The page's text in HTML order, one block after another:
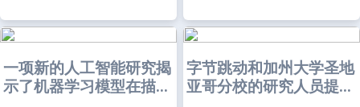
一项新的人工智能研究揭
示了机器学习模型在描...
字节跳动和加州大学圣地
亚哥分校的研究人员提...